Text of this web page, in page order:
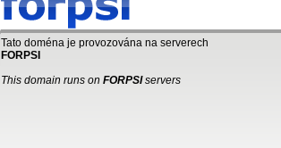
Tato doména je provozována na serverech
FORPSI
This domain runs on FORPSIservers